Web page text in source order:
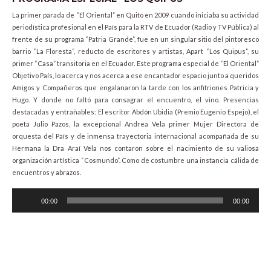
La primer parada de “El Oriental” en Quito en 2009 cuando iniciaba su actividad
periodística profesional en el País para la RTV de Ecuador (Radio y TV Pública) al
frente de su programa “Patria Grande”, fue en un singular sitio del pintoresco
barrio “La Floresta”, reducto de escritores y artistas, Apart “Los Quipus”, su
primer “Casa” transitoria en el Ecuador. Este programa especial de “El Oriental”
Objetivo País, lo acerca y nos acerca a ese encantador espacio junto a queridos
Amigos y Compañeros que engalanaron la tarde con los anfitriones Patricia y
Hugo. Y donde no faltó para consagrar el encuentro, el vino. Presencias
destacadas y entrañables: El escritor Abdón Ubidia (Premio Eugenio Espejo), el
poeta Julio Pazos, la excepcional Andrea Vela primer Mujer Directora de
orquesta del País y de inmensa trayectoria internacional acompañada de su
Hermana la Dra Araí Vela nos contaron sobre el nacimiento de su valiosa
organización artística “Cosmundo”. Como de costumbre una instancia cálida de
encuentros y abrazos.
Player
00:00 00:00